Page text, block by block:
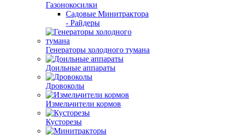
Газонокосилки
Садовые Минитрактора
- Райдеры
Генераторы холодного тумана
Доильные аппараты
Дровоколы
Измельчители кормов
Кусторезы